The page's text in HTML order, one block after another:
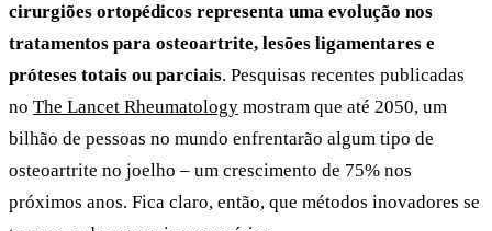
cirurgiões ortopédicos representa uma evolução nos
tratamentos para osteoartrite, lesões ligamentares e
próteses totais ou parciais. Pesquisas recentes publicadas
no The Lancet Rheumatology mostram que até 2050, um
bilhão de pessoas no mundo enfrentarão algum tipo de
osteoartrite no joelho – um crescimento de 75% nos
próximos anos. Fica claro, então, que métodos inovadores se